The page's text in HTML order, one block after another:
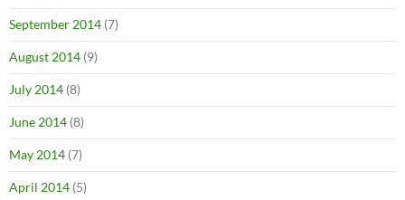
September 2014 (7)
August 2014 (9)
July 2014 (8)
June 2014 (8)
May 2014 (7)
April 2014 (5)